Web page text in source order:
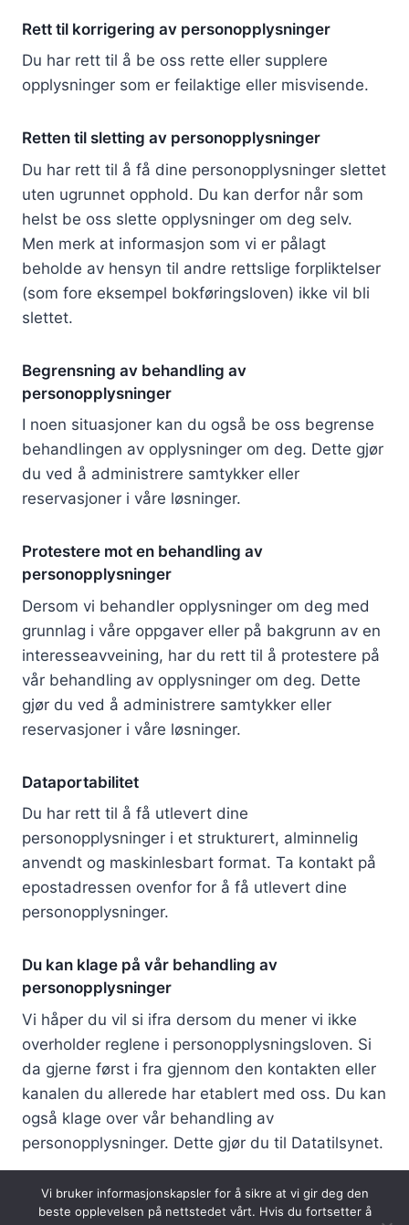
Rett til korrigering av personopplysninger
Du har rett til å be oss rette eller supplere
opplysninger som er feilaktige eller misvisende.
Retten til sletting av personopplysninger
Du har rett til å få dine personopplysninger slettet
uten ugrunnet opphold. Du kan derfor når som
helst be oss slette opplysninger om deg selv.
Men merk at informasjon som vi er pålagt
beholde av hensyn til andre rettslige forpliktelser
(som fore eksempel bokføringsloven) ikke vil bli
slettet.
Begrensning av behandling av
personopplysninger
I noen situasjoner kan du også be oss begrense
behandlingen av opplysninger om deg. Dette gjør
du ved å administrere samtykker eller
reservasjoner i våre løsninger.
Protestere mot en behandling av
personopplysninger
Dersom vi behandler opplysninger om deg med
grunnlag i våre oppgaver eller på bakgrunn av en
interesseavveining, har du rett til å protestere på
vår behandling av opplysninger om deg. Dette
gjør du ved å administrere samtykker eller
reservasjoner i våre løsninger.
Dataportabilitet
Du har rett til å få utlevert dine
personopplysninger i et strukturert, alminnelig
anvendt og maskinlesbart format. Ta kontakt på
epostadressen ovenfor for å få utlevert dine
personopplysninger.
Du kan klage på vår behandling av
personopplysninger
Vi håper du vil si ifra dersom du mener vi ikke
overholder reglene i personopplysningsloven. Si
da gjerne først i fra gjennom den kontakten eller
kanalen du allerede har etablert med oss. Du kan
også klage over vår behandling av
personopplysninger. Dette gjør du til Datatilsynet.
© 2026 Borgen Rørleggerbedrift - Tlf. 918 26 207- E-post:
Vi bruker informasjonskapsler for å sikre at vi gir deg den
beste opplevelsen på nettstedet vårt. Hvis du fortsetter å